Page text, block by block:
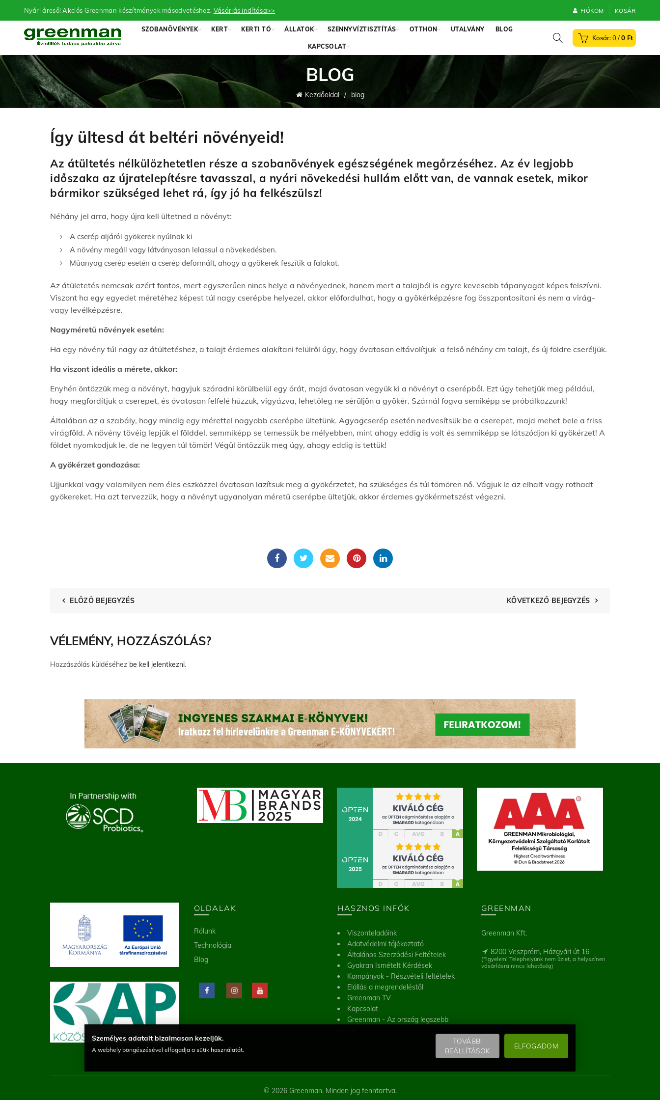
Nyári áreső! Akciós Greenman készítmények másodvetéshez. Vásárlás indítása>> FIÓKOM KOSÁR
SZOBANÖVÉNYEK KERT KERTI TÓ ÁLLATOK SZENNYVÍZTISZTÍTÁS OTTHON UTALVÁNY BLOG
KAPCSOLAT
0 / 0 Ft
BLOG
Kezdőoldal blog
Így ültesd át beltéri növényeid!
Az átültetés nélkülözhetetlen része a szobanövények egészségének megőrzéséhez. Az év legjobb
időszaka az újratelepítésre tavasszal, a nyári növekedési hullám előtt van, de vannak esetek, mikor
bármikor szükséged lehet rá, így jó ha felkészülsz!
Néhány jel arra, hogy újra kell ültetned a növényt:
A cserép aljáról gyökerek nyúlnak ki
A növény megáll vagy látványosan lelassul a növekedésben.
Műanyag cserép esetén a cserép deformált, ahogy a gyökerek feszítik a falakat.
Az átületetés nemcsak azért fontos, mert egyszerűen nincs helye a növényednek, hanem mert a talajból is egyre kevesebb tápanyagot képes felszívni.
Viszont ha egy egyedet méretéhez képest túl nagy cserépbe helyezel, akkor előfordulhat, hogy a gyökérképzésre fog összpontosítani és nem a virág-
vagy levélképzésre.
Nagyméretű növények esetén:
Ha egy növény túl nagy az átültetéshez, a talajt érdemes alakítani felülről úgy, hogy óvatosan eltávolítjuk a felső néhány cm talajt, és új földre cseréljük.
Ha viszont ideális a mérete, akkor:
Enyhén öntözzük meg a növényt, hagyjuk száradni körülbelül egy órát, majd óvatosan vegyük ki a növényt a cserépből. Ezt úgy tehetjük meg például,
hogy megfordítjuk a cserepet, és óvatosan felfelé húzzuk, vigyázva, lehetőleg ne sérüljön a gyökér. Szárnál fogva semiképp se próbálkozzunk!
Általában az a szabály, hogy mindig egy mérettel nagyobb cserépbe ültetünk. Agyagcserép esetén nedvesítsük be a cserepet, majd mehet bele a friss
virágföld. A növény tövéig lepjük el földdel, semmiképp se temessük be mélyebben, mint ahogy eddig is volt és semmiképp se látszódjon ki gyökérzet! A
földet nyomkodjuk le, de ne legyen túl tömör! Végül öntözzük meg úgy, ahogy eddig is tettük!
A gyökérzet gondozása:
Ujjunkkal vagy valamilyen nem éles eszközzel óvatosan lazítsuk meg a gyökérzetet, ha szükséges és túl tömören nő. Vágjuk le az elhalt vagy rothadt
gyökereket. Ha azt tervezzük, hogy a növényt ugyanolyan méretű cserépbe ültetjük, akkor érdemes gyökérmetszést végezni.
ELŐZŐ BEJEGYZÉS KÖVETKEZŐ BEJEGYZÉS
VÉLEMÉNY, HOZZÁSZÓLÁS?
Hozzászólás küldéséhez be kell jelentkezni.
OLDALAK
Rólunk
Technológia
Blog
HASZNOS INFÓK
Viszonteladóink
Adatvédelmi tájékoztató
Általános Szerződési Feltételek
Gyakran Ismételt Kérdések
Kampányok - Részvételi feltételek
Elállás a megrendeléstől
Greenman TV
Kapcsolat
Greenman - Az ország legszebb
GREENMAN
Greenman Kft.
8200 Veszprém, Házgyári út 16
(Figyelem! Telephelyünk nem üzlet, a helyszínen
vásárlásra nincs lehetőség)
© 2026 Greenman. Minden jog fenntartva.
Személyes adatait bizalmasan kezeljük.
A webhely böngészésével elfogadja a sütik használatát.
TOVÁBBI
BEÁLLÍTÁSOK
ELFOGADOM